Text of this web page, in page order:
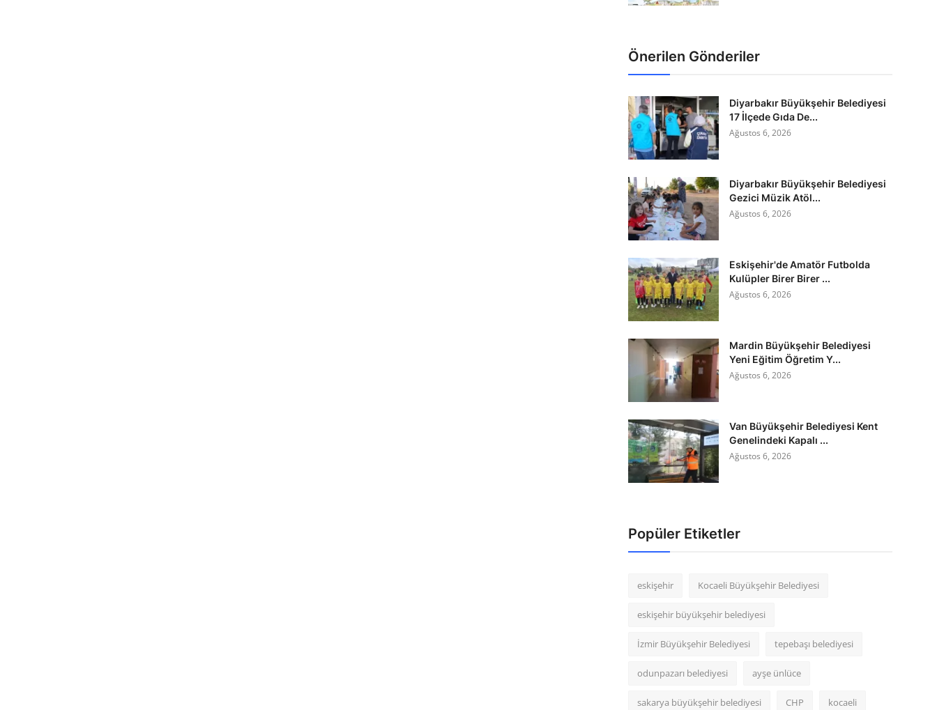
Önerilen Gönderiler
Diyarbakır Büyükşehir Belediyesi
17 İlçede Gıda De...
Ağustos 6, 2026
Diyarbakır Büyükşehir Belediyesi
Gezici Müzik Atöl...
Ağustos 6, 2026
Eskişehir'de Amatör Futbolda
Kulüpler Birer Birer ...
Ağustos 6, 2026
Mardin Büyükşehir Belediyesi
Yeni Eğitim Öğretim Y...
Ağustos 6, 2026
Van Büyükşehir Belediyesi Kent
Genelindeki Kapalı ...
Ağustos 6, 2026
Popüler Etiketler
eskişehir Kocaeli Büyükşehir Belediyesi
eskişehir büyükşehir belediyesi
İzmir Büyükşehir Belediyesi tepebaşı belediyesi
odunpazarı belediyesi ayşe ünlüce
sakarya büyükşehir belediyesi CHP kocaeli